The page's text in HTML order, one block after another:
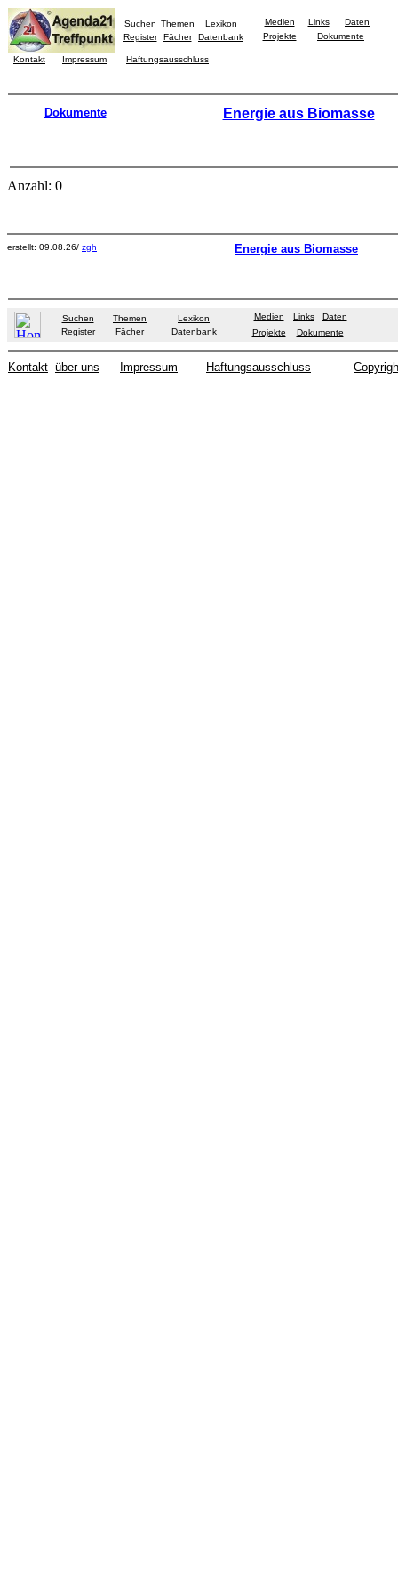
Suchen Themen
Lexikon
Register
Fächer Datenbank
Medien Links
Daten
Projekte
Dokumente
Kontakt Impressum Haftungsausschluss
Dokumente Energie aus Biomasse
Anzahl: 0
erstellt: 09.08.26/ zgh Energie aus Biomasse
Suchen Themen
Lexikon
Register
Fächer Datenbank
Medien Links
Daten
Projekte
Dokumente
Kontakt über uns Impressum Haftungsausschluss